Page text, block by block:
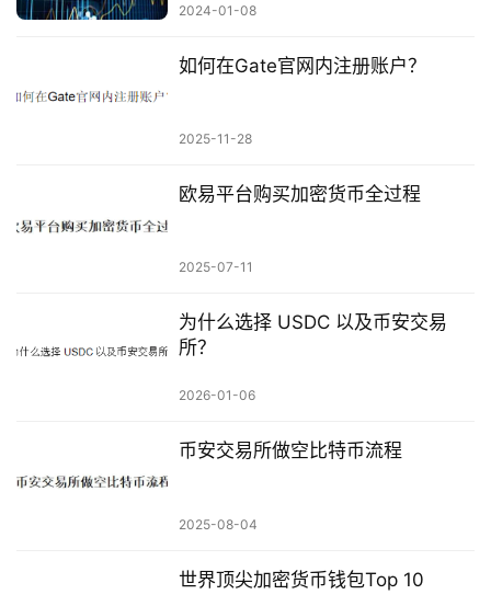
2024-01-08
如何在Gate官网内注册账户？
2025-11-28
欧易平台购买加密货币全过程
2025-07-11
为什么选择 USDC 以及币安交易
所？
2026-01-06
币安交易所做空比特币流程
2025-08-04
世界顶尖加密货币钱包Top 10